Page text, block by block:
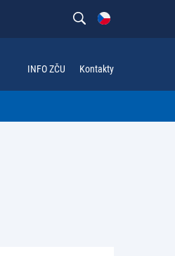
INFO ZČU Kontakty